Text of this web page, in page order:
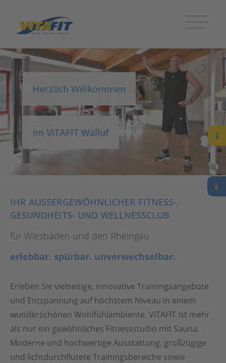
Herzlich Willkommen
im ViTAFIT Walluf
IHR AUSSERGEWÖHNLICHER FITNESS-,
GESUNDHEITS- UND WELLNESSCLUB
für Wiesbaden und den Rheingau
erlebbar. spürbar. unverwechselbar.
Erleben Sie vielseitige, innovative Trainingsangebote
und Entspannung auf höchstem Niveau in einem
wunderschönen Wohlfühlambiente. ViTAFIT ist mehr
als nur ein gewöhnliches Fitnessstudio mit Sauna.
Moderne und hochwertige Ausstattung, großzügige
und lichtdurchflutete Trainingsbereiche sowie